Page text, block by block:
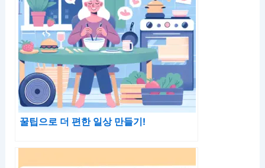
꿀팁으로 더 편한 일상 만들기!